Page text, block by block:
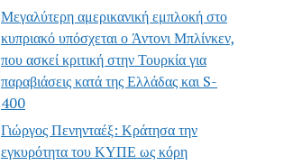
Μεγαλύτερη αμερικανική εμπλοκή στο
κυπριακό υπόσχεται ο Άντονι Μπλίνκεν,
που ασκεί κριτική στην Τουρκία για
παραβιάσεις κατά της Ελλάδας και S-
400
Γιώργος Πενηνταέξ: Κράτησα την
εγκυρότητα του ΚΥΠΕ ως κόρη